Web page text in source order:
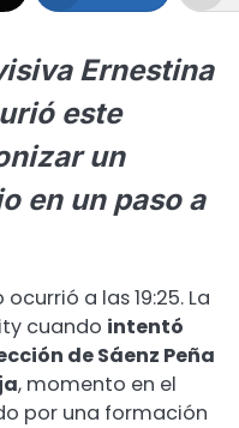
Ernestina
este
un
en un paso a
a las 19:25. La
cuando intentó
de Sáenz Peña
, momento en el
por una formación